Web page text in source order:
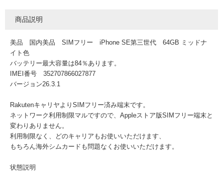
商品説明
美品 国内美品 SIMフリー iPhone SE第三世代 64GB ミッドナ
イト色
バッテリー最大容量は84％あります。
IMEI番号 352707866027877
バージョン26.3.1
RakutenキャリヤよりSIMフリー済み端末です。
ネットワーク利用制限マルですので、Appleストア版SIMフリー端末と
変わりありません。
利用制限なく、どのキャリアもお使いいただけます、
もちろん海外シムカードも問題なくお使いいただけます。
状態説明